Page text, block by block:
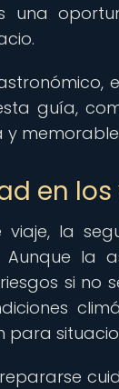
una
guía,
en
la
Aunque la
si no